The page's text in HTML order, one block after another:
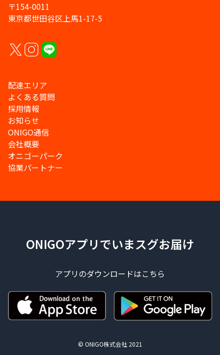
〒154-0011
東京都世田谷区上馬1-17-5
配達エリア
よくある質問
採用情報
お知らせ
ONIGO通信
会社概要
オニゴーパーク
協業パートナー
ONIGOアプリでいまスグお届け
アプリのダウンロードはこちら
© ONIGO株式会社 2021